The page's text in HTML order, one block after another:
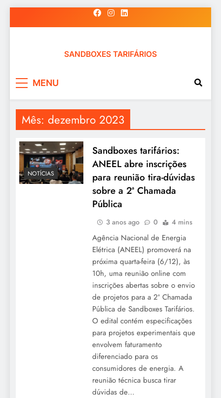
to
SANDBOXES TARIFÁRIOS
MENU
Mês: dezembro 2023
NOTÍCIAS
Sandboxes tarifários:
ANEEL abre inscrições
para reunião tira-dúvidas
sobre a 2ª Chamada
Pública
3 anos ago 0 4 mins
Agência Nacional de Energia
Elétrica (ANEEL) promoverá na
próxima quarta-feira (6/12), às
10h, uma reunião online com
inscrições abertas sobre o envio
de projetos para a 2ª Chamada
Pública de Sandboxes Tarifários.
O edital contém especificações
para projetos experimentais que
envolvem faturamento
diferenciado para os
consumidores de energia. A
reunião técnica busca tirar
dúvidas de…